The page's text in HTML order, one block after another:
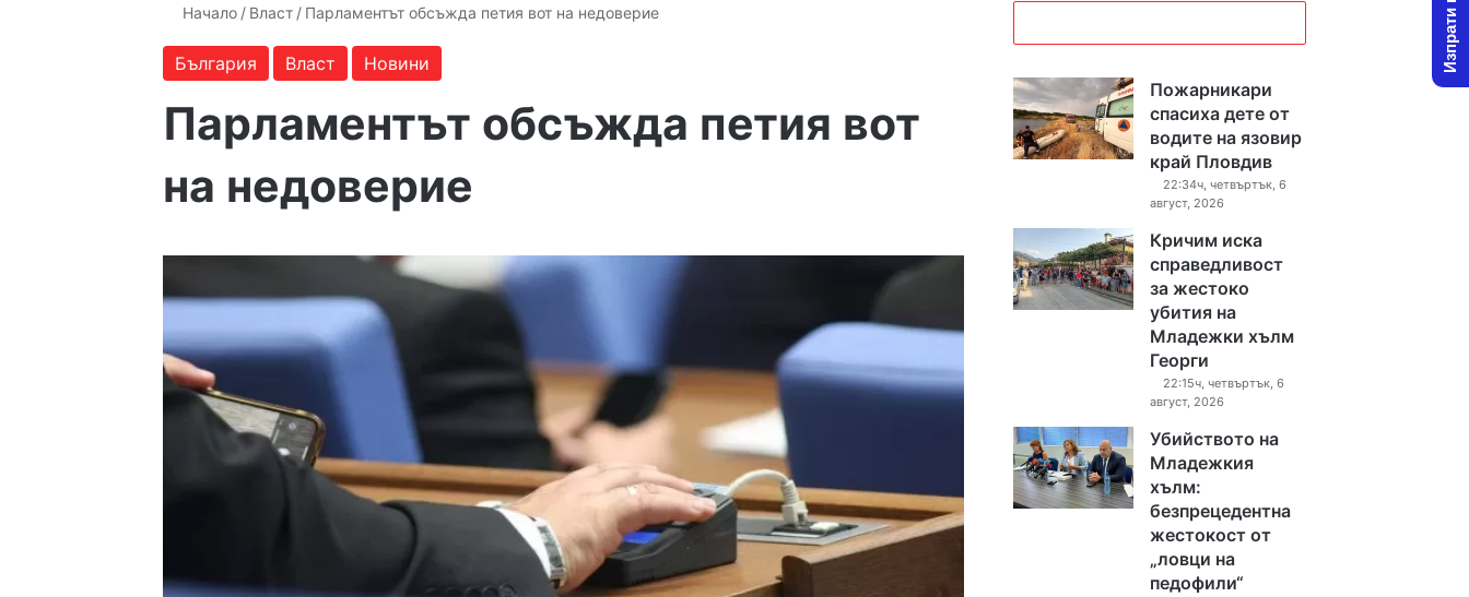
Начало / Власт / Парламентът обсъжда петия вот на недоверие
България Власт Новини
Парламентът обсъжда петия вот
на недоверие
Пожарникари
спасиха дете от
водите на язовир
край Пловдив
22:34ч, четвъртък, 6
август, 2026
Кричим иска
справедливост
за жестоко
убития на
Младежки хълм
Георги
22:15ч, четвъртък, 6
август, 2026
Убийството на
Младежкия
хълм:
безпрецедентна
жестокост от
„ловци на
педофили“